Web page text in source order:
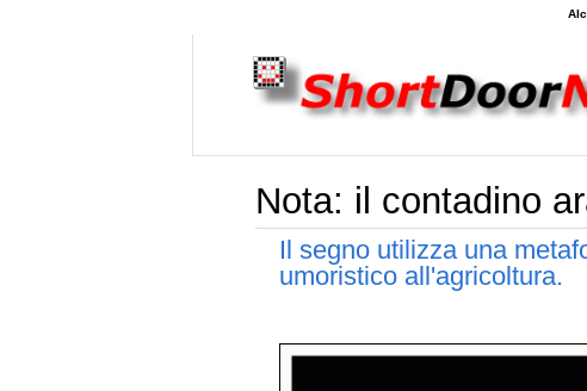
Nota: il contadino
Il segno utilizza una
umoristico all'agricoltura.